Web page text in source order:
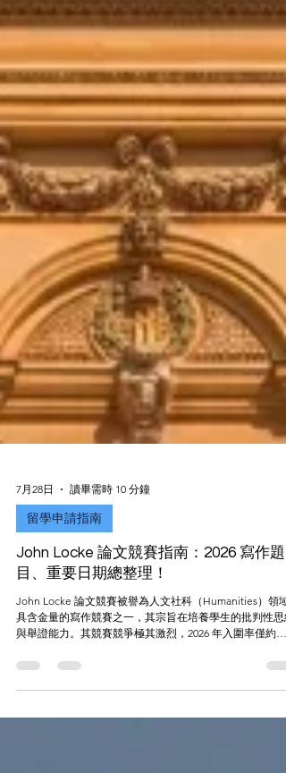
7月28日 讀畢需時 10 分鐘
留學申請指南
John Locke 論文競賽指南：2026 寫作題
目、重要日期總整理！
John Locke 論文競賽被譽為人文社科（Humanities）領域
與舉證能力。其競賽競爭極其激烈，2026 年入圍率僅約